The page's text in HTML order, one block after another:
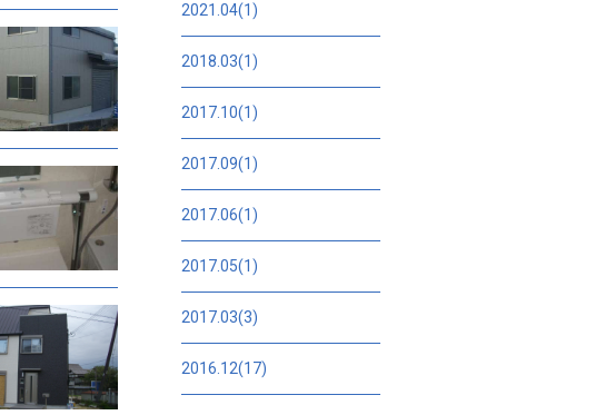
2021.04(1)
2018.03(1)
2017.10(1)
2017.09(1)
2017.06(1)
2017.05(1)
2017.03(3)
2016.12(17)